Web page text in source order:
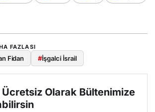
FAZLASI
Fidan #İşgalci İsrail
Olarak Bültenimize